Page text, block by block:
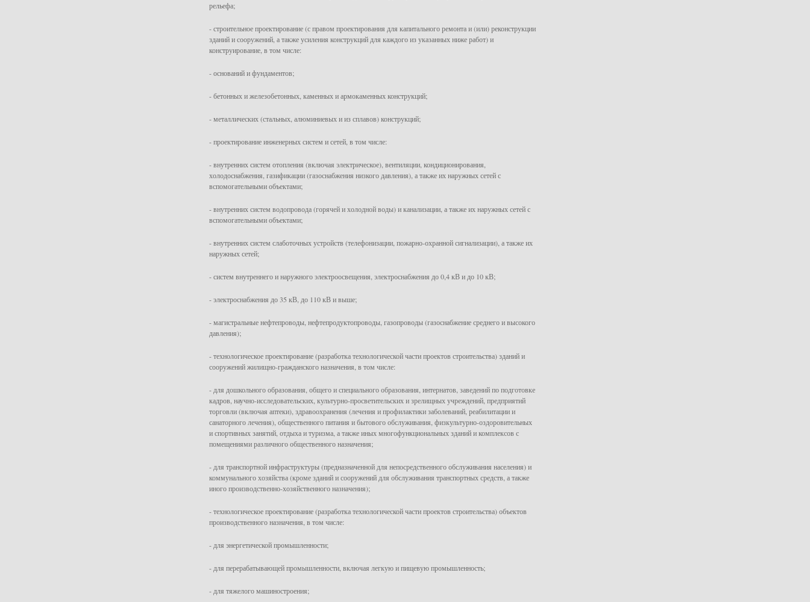
рельефа;
- строительное проектирование (с правом проектирования для капитального ремонта и (или) реконструкции
зданий и сооружений, а также усиления конструкций для каждого из указанных ниже работ) и
конструирование, в том числе:
- оснований и фундаментов;
- бетонных и железобетонных, каменных и армокаменных конструкций;
- металлических (стальных, алюминиевых и из сплавов) конструкций;
- проектирование инженерных систем и сетей, в том числе:
- внутренних систем отопления (включая электрическое), вентиляции, кондиционирования,
холодоснабжения, газификации (газоснабжения низкого давления), а также их наружных сетей с
вспомогательными объектами;
- внутренних систем водопровода (горячей и холодной воды) и канализации, а также их наружных сетей с
вспомогательными объектами;
- внутренних систем слаботочных устройств (телефонизации, пожарно-охранной сигнализации), а также их
наружных сетей;
- систем внутреннего и наружного электроосвещения, электроснабжения до 0,4 кВ и до 10 кВ;
- электроснабжения до 35 кВ, до 110 кВ и выше;
- магистральные нефтепроводы, нефтепродуктопроводы, газопроводы (газоснабжение среднего и высокого
давления);
- технологическое проектирование (разработка технологической части проектов строительства) зданий и
сооружений жилищно-гражданского назначения, в том числе:
- для дошкольного образования, общего и специального образования, интернатов, заведений по подготовке
кадров, научно-исследовательских, культурно-просветительских и зрелищных учреждений, предприятий
торговли (включая аптеки), здравоохранения (лечения и профилактики заболеваний, реабилитации и
санаторного лечения), общественного питания и бытового обслуживания, физкультурно-оздоровительных
и спортивных занятий, отдыха и туризма, а также иных многофункциональных зданий и комплексов с
помещениями различного общественного назначения;
- для транспортной инфраструктуры (предназначенной для непосредственного обслуживания населения) и
коммунального хозяйства (кроме зданий и сооружений для обслуживания транспортных средств, а также
иного производственно-хозяйственного назначения);
- технологическое проектирование (разработка технологической части проектов строительства) объектов
производственного назначения, в том числе:
- для энергетической промышленности;
- для перерабатывающей промышленности, включая легкую и пищевую промышленность;
- для тяжелого машиностроения;